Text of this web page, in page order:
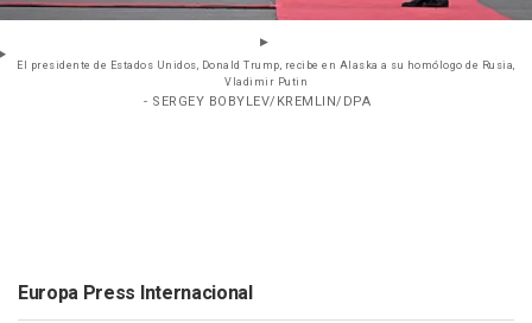
El presidente de Estados Unidos, Donald Trump, recibe en Alaska a su homólogo de Rusia,
Vladimir Putin
- SERGEY BOBYLEV/KREMLIN/DPA
Europa Press Internacional